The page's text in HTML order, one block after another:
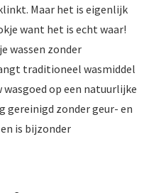
Maar het is eigenlijk
want het is echt waar!
wassen zonder
traditioneel wasmiddel
op een natuurlijke
gereinigd zonder geur- en
is bijzonder